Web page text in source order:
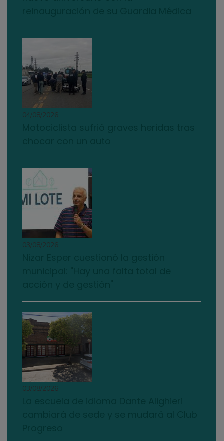
04/08/2026
03/08/2026
03/08/2026